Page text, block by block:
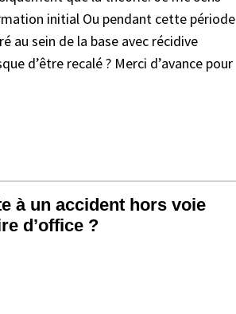
initial Ou pendant cette période
au sein de la base avec récidive
d’être recalé ? Merci d’avance pour
à un accident hors voie
d’office ?